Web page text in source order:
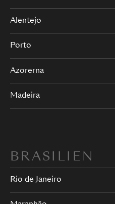
Alentejo
Porto
Azorerna
Madeira
BRASILIEN
Rio de Janeiro